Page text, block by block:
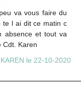
va vous faire du
te l ai dit ce matin c
absence et tout va
Cdt. Karen
le 22-10-2020